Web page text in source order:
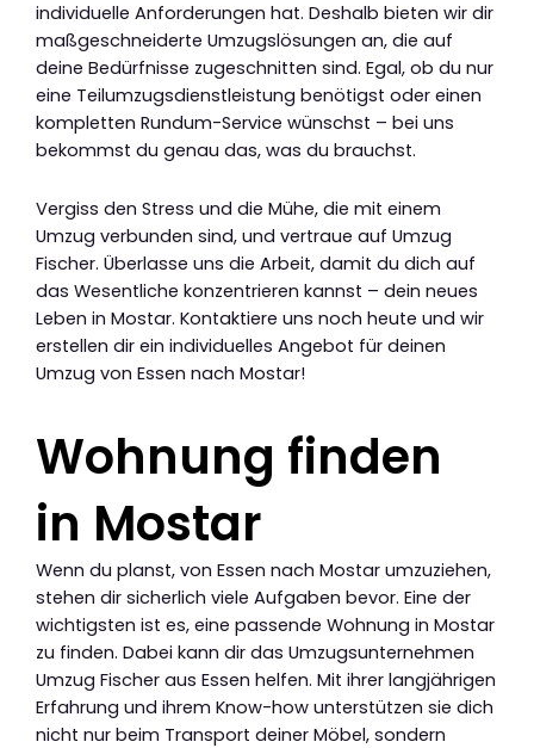
individuelle Anforderungen hat. Deshalb bieten wir dir
maßgeschneiderte Umzugslösungen an, die auf
deine Bedürfnisse zugeschnitten sind. Egal, ob du nur
eine Teilumzugsdienstleistung benötigst oder einen
kompletten Rundum-Service wünschst – bei uns
bekommst du genau das, was du brauchst.
Vergiss den Stress und die Mühe, die mit einem
Umzug verbunden sind, und vertraue auf Umzug
Fischer. Überlasse uns die Arbeit, damit du dich auf
das Wesentliche konzentrieren kannst – dein neues
Leben in Mostar. Kontaktiere uns noch heute und wir
erstellen dir ein individuelles Angebot für deinen
Umzug von Essen nach Mostar!
Wohnung finden
in Mostar
Wenn du planst, von Essen nach Mostar umzuziehen,
stehen dir sicherlich viele Aufgaben bevor. Eine der
wichtigsten ist es, eine passende Wohnung in Mostar
zu finden. Dabei kann dir das Umzugsunternehmen
Umzug Fischer aus Essen helfen. Mit ihrer langjährigen
Erfahrung und ihrem Know-how unterstützen sie dich
nicht nur beim Transport deiner Möbel, sondern